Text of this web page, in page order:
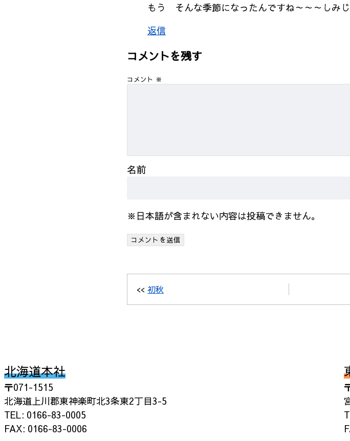
もう そんな季節になったんですね～～～しみじ
返信
コメントを残す
コメント ※
名前
※日本語が含まれない内容は投稿できません。
<< 初秋
北海道本社
〒071-1515
北海道上川郡東神楽町北3条東2丁目3-5
TEL: 0166-83-0005
FAX: 0166-83-0006